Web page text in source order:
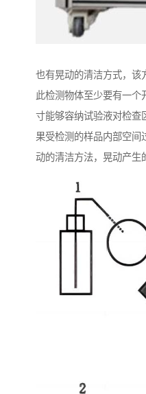
也有晃动的清洁方式，该
此检测物体至少要有一个
寸能够容纳试验液对检查
果受检测的样品内部空间
动的清洁方法，晃动产生